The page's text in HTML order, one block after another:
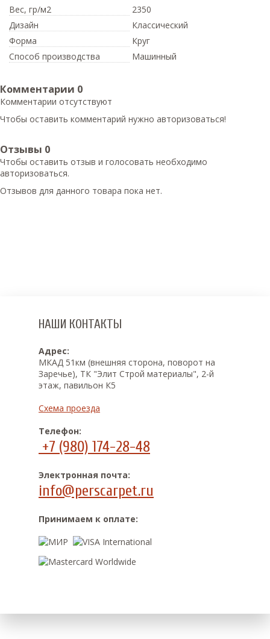
Вес, гр/м2
2350
Дизайн
Классический
Форма
Круг
Способ производства
Машинный
Комментарии 0
Комментарии отсутствуют
Чтобы оставить комментарий нужно авторизоваться!
Отзывы 0
Чтобы оcтавить отзыв и голосовать необходимо
авторизоваться.
Отзывов для данного товара пока нет.
НАШИ КОНТАКТЫ
Адрес:
МКАД 51км (внешняя сторона, поворот на
Заречье), ТК "Элит Строй материалы", 2-й
этаж, павильон К5
Схема проезда
Телефон:
+7 (980) 174-28-48
Электронная почта:
info@perscarpet.ru
Принимаем к оплате: